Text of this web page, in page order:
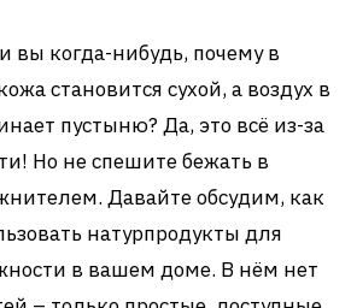
вы когда-нибудь, почему в
становится сухой, а воздух в
пустыню? Да, это всё из-за
Но не спешите бежать в
Давайте обсудим, как
натурпродукты для
в вашем доме. В нём нет